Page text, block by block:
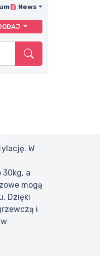
News
W
a
mogą
Dzięki
i